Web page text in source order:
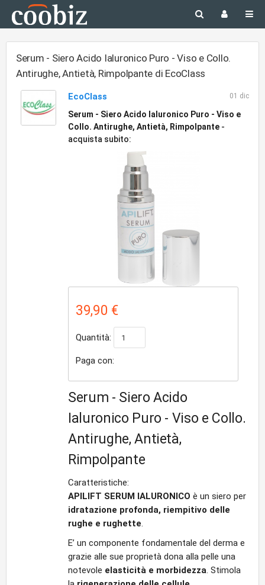
Serum - Siero Acido Ialuronico Puro - Viso e Collo.
Antirughe, Antietà, Rimpolpante di EcoClass
01 dic
EcoClass
Serum - Siero Acido Ialuronico Puro - Viso e
Collo. Antirughe, Antietà, Rimpolpante -
acquista subito:
39,90 €
Quantità:
Paga con:
Serum - Siero Acido
Ialuronico Puro - Viso e Collo.
Antirughe, Antietà,
Rimpolpante
Caratteristiche:
APILIFT SERUM IALURONICO è un siero per
idratazione profonda, riempitivo delle
rughe e rughette.
E’ un componente fondamentale del derma e
grazie alle sue proprietà dona alla pelle una
notevole elasticità e morbidezza. Stimola